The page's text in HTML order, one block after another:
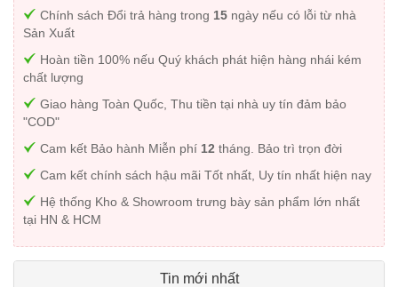
Chính sách Đổi trả hàng trong 15 ngày nếu có lỗi từ nhà
Sản Xuất
Hoàn tiền 100% nếu Quý khách phát hiện hàng nhái kém
chất lượng
Giao hàng Toàn Quốc, Thu tiền tại nhà uy tín đảm bảo
"COD"
Cam kết Bảo hành Miễn phí 12 tháng. Bảo trì trọn đời
Cam kết chính sách hậu mãi Tốt nhất, Uy tín nhất hiện nay
Hệ thống Kho & Showroom trưng bày sản phẩm lớn nhất
tại HN & HCM
Tin mới nhất